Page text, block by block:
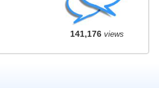
141,176views